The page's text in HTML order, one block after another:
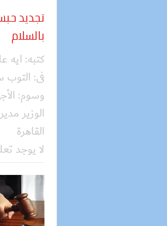
بالسلام
كتبه: ايه
فى: التوب
وسوم:
الوزير
القاهرة
لا يوجد